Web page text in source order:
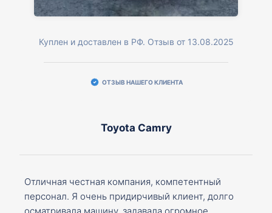
Куплен и доставлен в РФ. Отзыв от 13.08.2025
ОТЗЫВ НАШЕГО КЛИЕНТА
Toyota Camry
Отличная честная компания, компетентный
персонал. Я очень придирчивый клиент, долго